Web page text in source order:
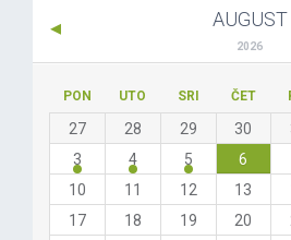
AUGUST
2026
PON UTO SRI ČET
27 28 29 30
3
4 5 6
10
11 12 13
17
18 19 20